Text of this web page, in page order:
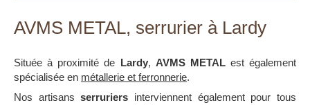
AVMS METAL, serrurier à Lardy
Située à proximité de Lardy, AVMS METALest également
spécialisée en métallerie et ferronnerie.
Nos artisansserruriers interviennent également pour tous